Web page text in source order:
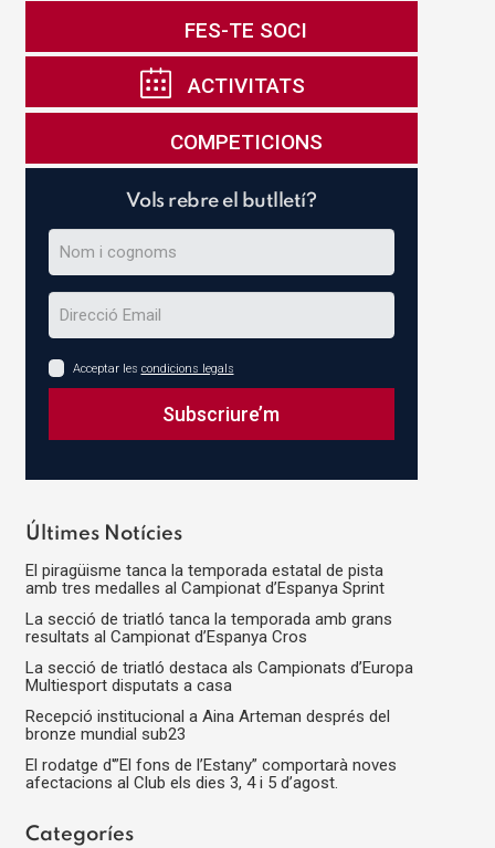
FES-TE SOCI
ACTIVITATS
COMPETICIONS
Vols rebre el butlletí?
Acceptar les condicions legals
Subscriure’m
be
left
blank
Últimes Notícies
El piragüisme tanca la temporada estatal de pista
amb tres medalles al Campionat d’Espanya Sprint
La secció de triatló tanca la temporada amb grans
resultats al Campionat d’Espanya Cros
La secció de triatló destaca als Campionats d’Europa
Multiesport disputats a casa
Recepció institucional a Aina Arteman després del
bronze mundial sub23
El rodatge d'”El fons de l’Estany” comportarà noves
afectacions al Club els dies 3, 4 i 5 d’agost.
Categoríes